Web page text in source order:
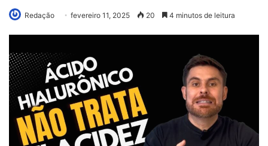
Redação fevereiro 11, 2025 20 4 minutos de leitura